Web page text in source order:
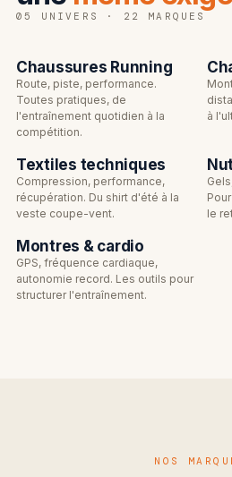
05 UNIVERS · 22 MARQUES
01 · ROUTE
Chaussures Running
Route, piste, performance.
Toutes pratiques, de
l'entraînement quotidien à la
compétition.
à
03 · TEXTILE
→
Textiles techniques
Compression, performance,
récupération. Du shirt d'été à la
veste coupe-vent.
le
05 · PRÉCISION
→
Montres & cardio
GPS, fréquence cardiaque,
autonomie record. Les outils pour
structurer l'entraînement.
NOS